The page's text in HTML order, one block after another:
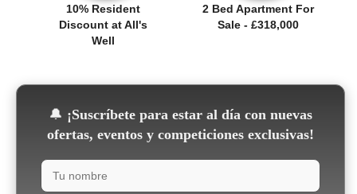
10% Resident
Discount at All's
Well
2 Bed Apartment For
Sale - £318,000
🔔 ¡Suscríbete para estar al día con nuevas
ofertas, eventos y competiciones exclusivas!